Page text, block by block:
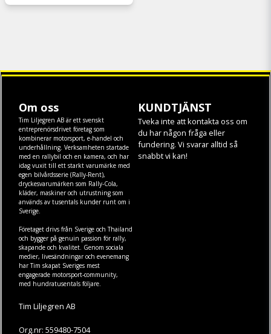
Om oss
Tim Liljegren AB är ett svenskt
entreprenörsdrivet företag som
kombinerar motorsport, e-handel och
underhållning. Verksamheten startade
med en rallybil och en kamera, och har
idag vuxit till ett starkt varumärke med
egen bilvårdsserie (Rally-Rent),
dryckesvarumärken som Rally-Cola,
kläder, maskineroch utrustning som
används av tusentals kunder runt om i
Sverige.
Företaget drivs från Sverige och Thailand
och bygger på genuin passion för rally,
skapande och kvalitet. Genom sociala
medier, livesändningar och evenemang
har Tim skapat Sveriges mest
engagerade motorsport-community,
med hundratusentals följare.
Tim Liljegren AB
Org.nr: 559480-7504
KUNDTJÄNST
Tveka inte att kontakta oss om
du har någon fråga eller
fundering. Vi svarar alltid så
snabbt vi kan!